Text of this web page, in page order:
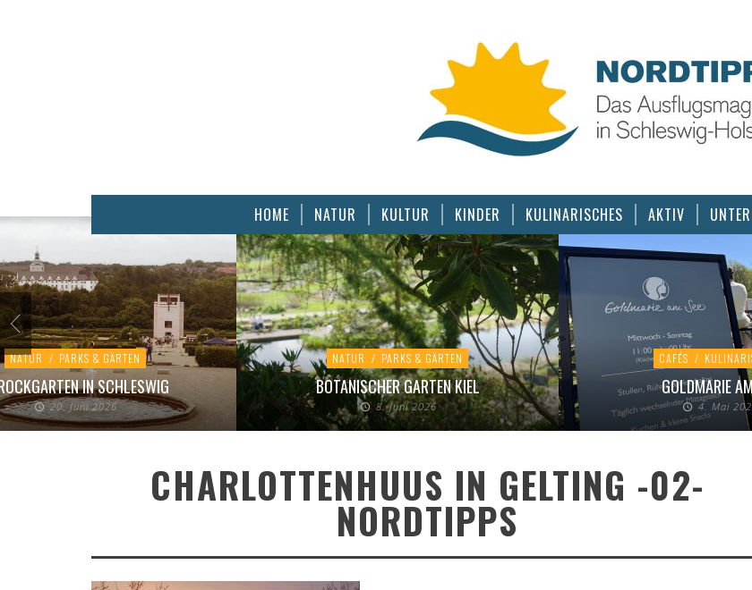
HOME NATUR KULTUR KINDER KULINARISCHES AKTIV
NATUR / PARKS & GÄRTEN
IN SCHLESWIG
20. Juni 2026
NATUR / PARKS & GÄRTEN
BOTANISCHER GARTEN KIEL
8. Juni 2026
CAFÉS /
GOLDMARIE
4. Mai
CHARLOTTENHUUS IN GELTING -02-
NORDTIPPS